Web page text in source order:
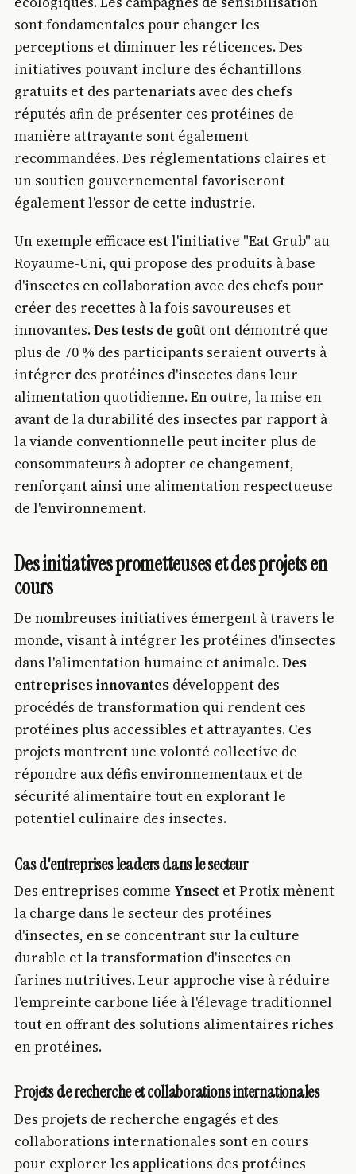
sont fondamentales pour changer les
perceptions et diminuer les réticences. Des
initiatives pouvant inclure des échantillons
gratuits et des partenariats avec des chefs
réputés afin de présenter ces protéines de
manière attrayante sont également
recommandées. Des réglementations claires et
un soutien gouvernemental favoriseront
également l'essor de cette industrie.
Un exemple efficace est l'initiative "Eat Grub" au
Royaume-Uni, qui propose des produits à base
d'insectes en collaboration avec des chefs pour
créer des recettes à la fois savoureuses et
innovantes.Des tests de goût ont démontré que
plus de 70 % des participants seraient ouverts à
intégrer des protéines d'insectes dans leur
alimentation quotidienne. En outre, la mise en
avant de la durabilité des insectes par rapport à
la viande conventionnelle peut inciter plus de
consommateurs à adopter ce changement,
renforçant ainsi une alimentation respectueuse
de l'environnement.
Des initiatives prometteuses et des projets en
cours
De nombreuses initiatives émergent à travers le
monde, visant à intégrer les protéines d'insectes
dans l'alimentation humaine et animale.Des
entreprises innovantes développent des
procédés de transformation qui rendent ces
protéines plus accessibles et attrayantes. Ces
projets montrent une volonté collective de
répondre aux défis environnementaux et de
sécurité alimentaire tout en explorant le
potentiel culinaire des insectes.
Cas d'entreprises leaders dans le secteur
Des entreprises comme Ynsect etProtixmènent
la charge dans le secteur des protéines
d'insectes, en se concentrant sur la culture
durable et la transformation d'insectes en
farines nutritives. Leur approche vise à réduire
l'empreinte carbone liée à l'élevage traditionnel
tout en offrant des solutions alimentaires riches
en protéines.
Projets de recherche et collaborations internationales
Des projets de recherche engagés et des
collaborations internationales sont en cours
pour explorer les applications des protéines